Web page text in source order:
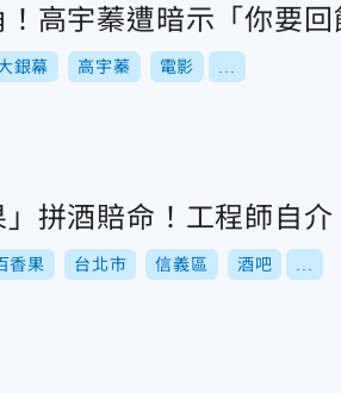
！高宇蓁遭暗示「你要
銀幕 高宇蓁 電影
」拼酒賠命！工程師自
香果 台北市 信義區 酒吧